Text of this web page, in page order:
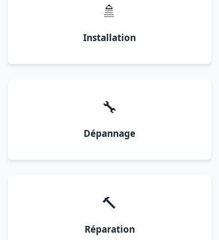
🚿
Installation
🔧
Dépannage
🔨
Réparation